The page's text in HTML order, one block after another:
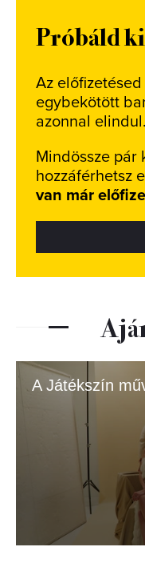
Próbáld
Az
egybekötött
azonnal elindul.
Mindössze pár
hozzáférhetsz
van már